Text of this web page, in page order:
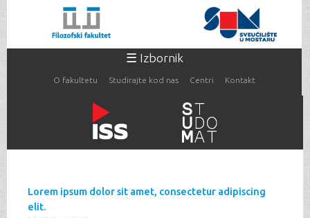
sadržaj
☰ Izbornik
O fakultetu Studirajte kod nas Centri Kontakt
Lorem ipsum dolor sit amet, consectetur adipiscing
elit.